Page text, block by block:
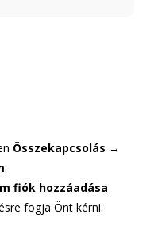
Összekapcsolás →
.
fiók hozzáadása
fogja Önt kérni.